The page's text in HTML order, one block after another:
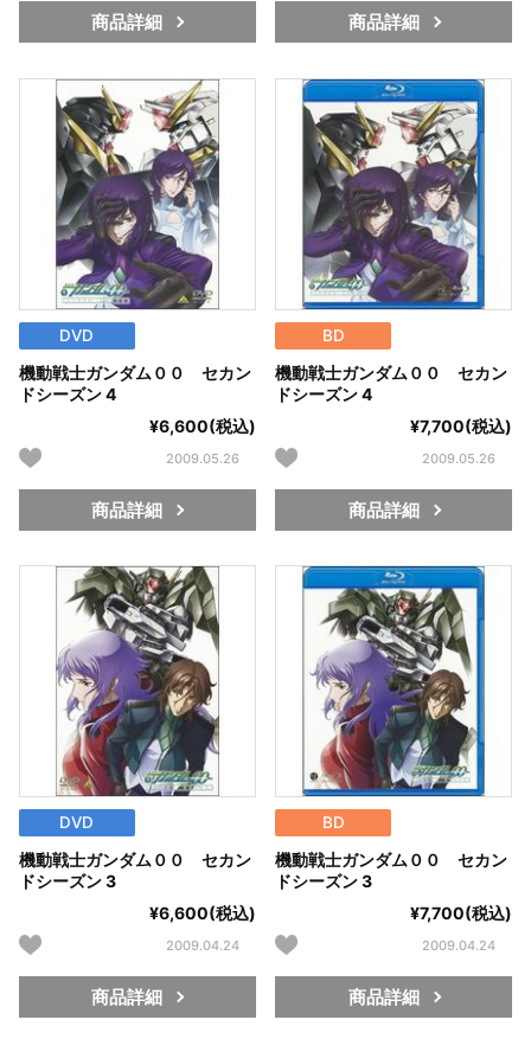
商品詳細 商品詳細
DVD
機動戦士ガンダム００ セカン
ドシーズン 4
¥6,600(税込)
2009.05.26
商品詳細
BD
機動戦士ガンダム００ セカン
ドシーズン 4
¥7,700(税込)
2009.05.26
商品詳細
DVD
機動戦士ガンダム００ セカン
ドシーズン 3
¥6,600(税込)
2009.04.24
商品詳細
BD
機動戦士ガンダム００ セカン
ドシーズン 3
¥7,700(税込)
2009.04.24
商品詳細